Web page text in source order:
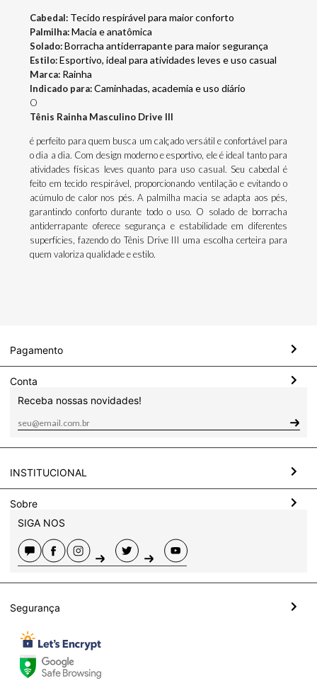
Cabedal: Tecido respirável para maior conforto
Palmilha:Macia e anatômica
Solado:Borracha antiderrapante para maior segurança
Estilo:Esportivo, ideal para atividades leves e uso casual
Marca: Rainha
Indicado para:Caminhadas, academia e uso diário
O
Tênis Rainha Masculino Drive III
é perfeito para quem busca um calçado versátil e confortável para
o dia a dia. Com design moderno e esportivo, ele é ideal tanto para
atividades físicas leves quanto para uso casual. Seu cabedal é
feito em tecido respirável, proporcionando ventilação e evitando o
acúmulo de calor nos pés. A palmilha macia se adapta aos pés,
garantindo conforto durante todo o uso. O solado de borracha
antiderrapante oferece segurança e estabilidade em diferentes
superfícies, fazendo do Tênis Drive III uma escolha certeira para
quem valoriza qualidade e estilo.
Pagamento
Conta
Receba nossas novidades!
INSTITUCIONAL
Sobre
SIGA NOS
Segurança